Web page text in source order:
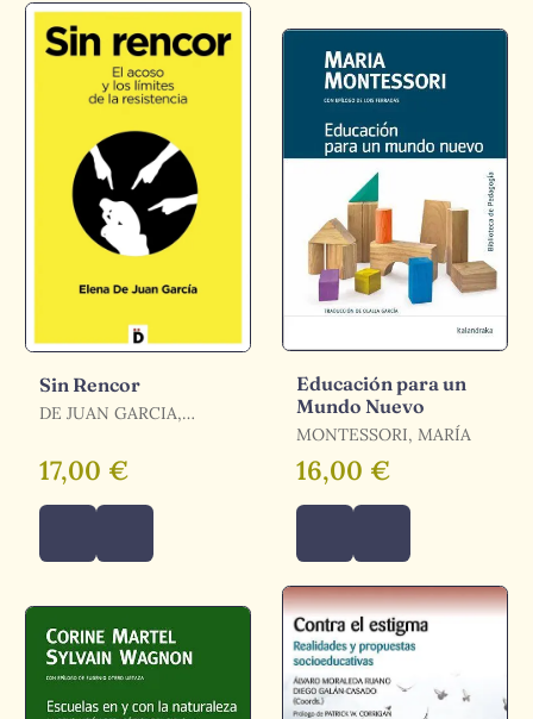
Sin Rencor
DE JUAN GARCIA,
17,00 €
Educación para un
Mundo Nuevo
MONTESSORI, MARÍA
16,00 €